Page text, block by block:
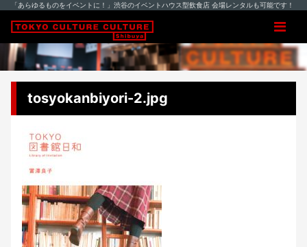
「あらゆるものをイベントに！」渋谷のイベントハウス型飲食店 会場レンタルも可能です！
tosyokanbiyori-2.jpg